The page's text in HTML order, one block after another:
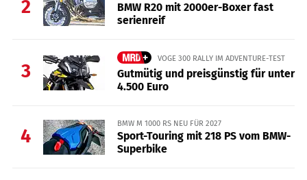
2
BMW R20 mit 2000er-Boxer fast
serienreif
3
VOGE 300 RALLY IM ADVENTURE-TEST
Gutmütig und preisgünstig für unter
4.500 Euro
4
BMW M 1000 RS NEU FÜR 2027
Sport-Touring mit 218 PS vom BMW-
Superbike